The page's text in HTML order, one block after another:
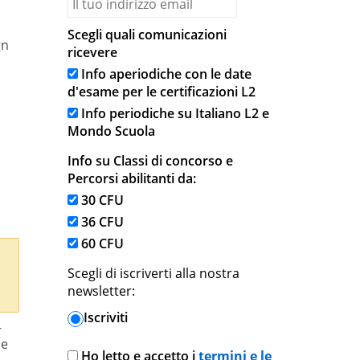
€
Scegli quali comunicazioni
ricevere
Info aperiodiche con le date
d'esame per le certificazioni L2
Info periodiche su Italiano L2 e
Mondo Scuola
Info su Classi di concorso e
Percorsi abilitanti da:
30 CFU
36 CFU
60 CFU
Scegli di iscriverti alla nostra
newsletter:
Iscriviti
Ho letto e accetto itermini e le